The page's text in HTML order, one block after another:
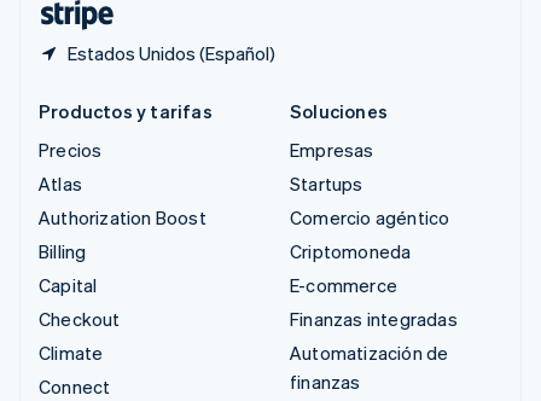
Estados Unidos (Español)
Productos y tarifas
Precios
Atlas
Authorization Boost
Billing
Capital
Checkout
Climate
Connect
Soluciones
Empresas
Startups
Comercio agéntico
Criptomoneda
E-commerce
Finanzas integradas
Automatización de
finanzas